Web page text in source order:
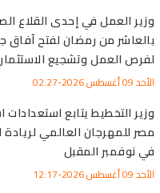
وزير العمل في إحدى القلاع
بالعاشر من رمضان لفتح آفاق
لفرص العمل وتشجيع الاستثمار
الأحد 09 أغسطس 2026-02:27
وزير التخطيط يتابع
مصر للمهرجان العالمي لريادة
في نوفمبر المقبل
الأحد 09 أغسطس 2026-12:17